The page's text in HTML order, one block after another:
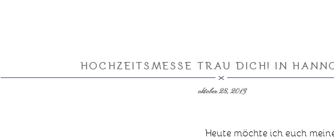
HOCHZEITSMESSE TRAU DICH! IN
oktober 28, 2013
Heute möchte ich euch